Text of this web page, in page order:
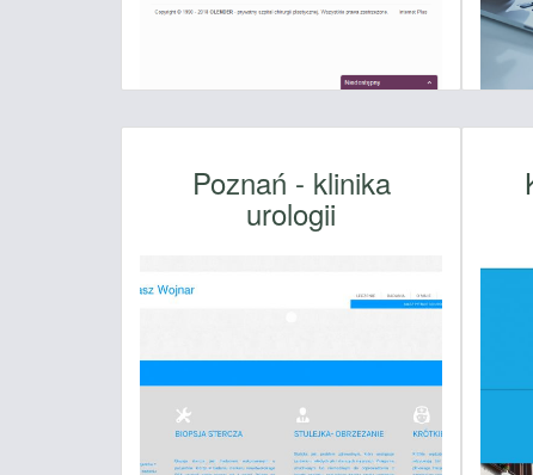
Poznań - klinika
urologii